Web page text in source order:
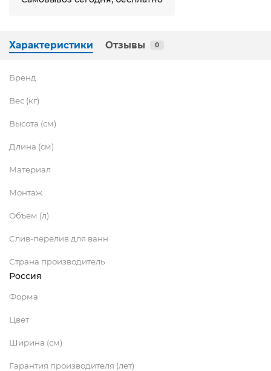
Характеристики Отзывы 0
Бренд
Вес (кг)
Высота (см)
Длина (см)
Материал
Монтаж
Объем (л)
Слив-перелив для ванн
Страна производитель
Россия
Форма
Цвет
Ширина (см)
Гарантия производителя (лет)